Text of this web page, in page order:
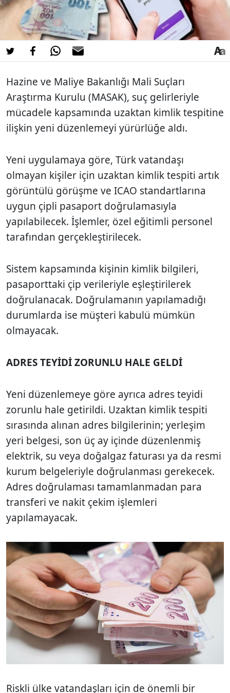
Hazine ve Maliye Bakanlığı Mali Suçları
Araştırma Kurulu (MASAK), suç gelirleriyle
mücadele kapsamında uzaktan kimlik tespitine
ilişkin yeni düzenlemeyi yürürlüğe aldı.
Yeni uygulamaya göre, Türk vatandaşı
olmayan kişiler için uzaktan kimlik tespiti artık
görüntülü görüşme ve ICAO standartlarına
uygun çipli pasaport doğrulamasıyla
yapılabilecek. İşlemler, özel eğitimli personel
tarafından gerçekleştirilecek.
Sistem kapsamında kişinin kimlik bilgileri,
pasaporttaki çip verileriyle eşleştirilerek
doğrulanacak. Doğrulamanın yapılamadığı
durumlarda ise müşteri kabulü mümkün
olmayacak.
ADRES TEYİDİ ZORUNLU HALE GELDİ
Yeni düzenlemeye göre ayrıca adres teyidi
zorunlu hale getirildi. Uzaktan kimlik tespiti
sırasında alınan adres bilgilerinin; yerleşim
yeri belgesi, son üç ay içinde düzenlenmiş
elektrik, su veya doğalgaz faturası ya da resmi
kurum belgeleriyle doğrulanması gerekecek.
Adres doğrulaması tamamlanmadan para
transferi ve nakit çekim işlemleri
yapılamayacak.
Riskli ülke vatandaşları için de önemli bir